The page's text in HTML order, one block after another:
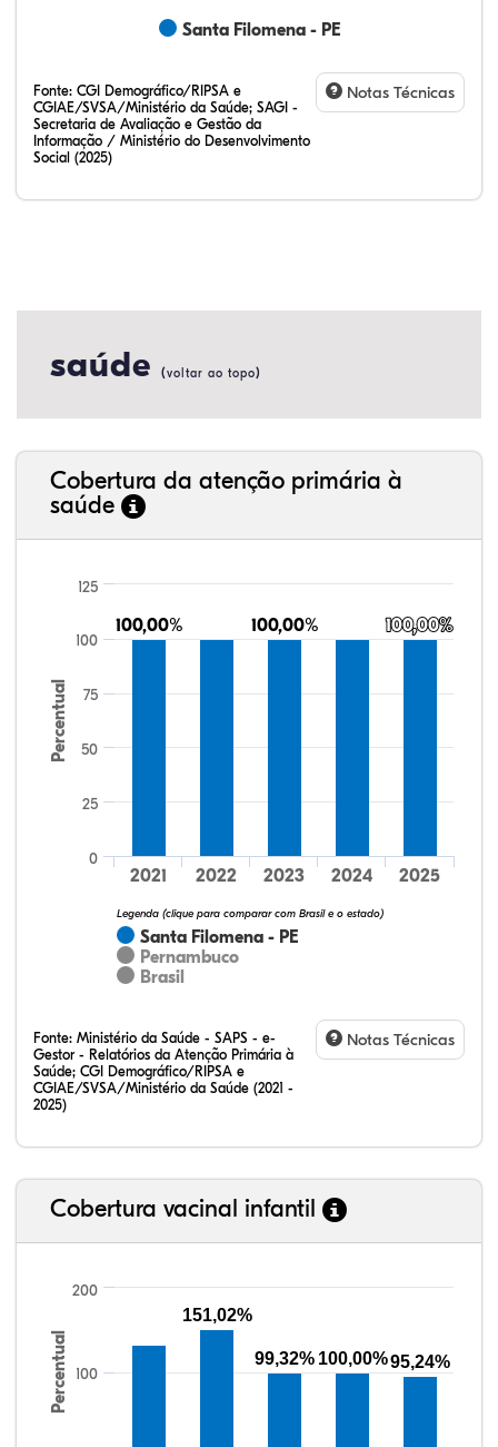
Santa Filomena - PE
Fonte: CGI Demográfico/RIPSA e
CGIAE/SVSA/Ministério da Saúde; SAGI -
Secretaria de Avaliação e Gestão da
Informação / Ministério do Desenvolvimento
Social (2025)
Notas Técnicas
saúde (voltar ao topo)
Cobertura da atenção primária à
saúde
Percentual
100,00%
100,00% 100,00%
100,00% 100,00%
100,00%
Santa Filomena - PE
Pernambuco
Brasil
Legenda (clique para comparar com Brasil e o estado)
2021 2022 2023 2024 2025
0
25
50
75
100
125
Fonte: Ministério da Saúde - SAPS - e-
Gestor - Relatórios da Atenção Primária à
Saúde; CGI Demográfico/RIPSA e
CGIAE/SVSA/Ministério da Saúde (2021 -
2025)
Notas Técnicas
Cobertura vacinal infantil
Percentual 100
200
151,02%
99,32% 100,00%95,24%
34,00%
4,00%
0,00%
62,00%
0,00%
0,00%
32,28%
12,07%
0,23%
51,73%
2,94%
0,75%